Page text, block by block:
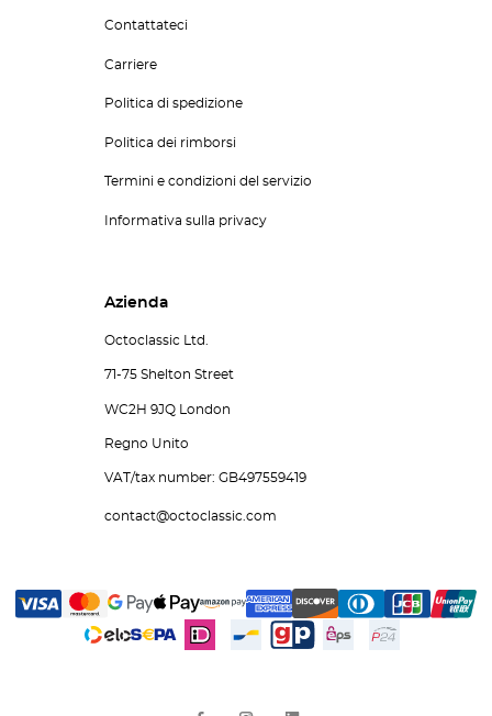
Contattateci
Carriere
Politica di spedizione
Politica dei rimborsi
Termini e condizioni del servizio
Informativa sulla privacy
Azienda
Octoclassic Ltd.
71-75 Shelton Street
WC2H 9JQ London
Regno Unito
VAT/tax number: GB497559419
contact@octoclassic.com